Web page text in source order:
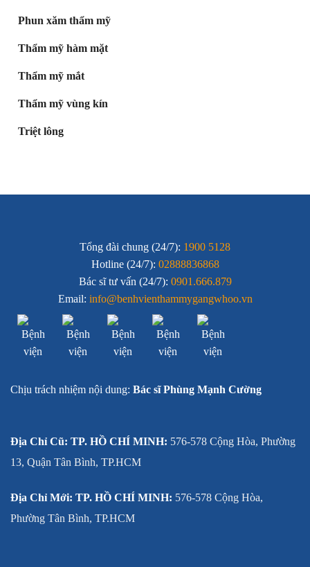
Phun xăm thẩm mỹ
Thẩm mỹ hàm mặt
Thẩm mỹ mắt
Thẩm mỹ vùng kín
Triệt lông
Tổng đài chung (24/7): 1900 5128
Hotline (24/7): 02888836868
Bác sĩ tư vấn (24/7): 0901.666.879
Email: info@benhvienthammygangwhoo.vn
Chịu trách nhiệm nội dung: Bác sĩ Phùng Mạnh Cường
Địa Chỉ Cũ: TP. HỒ CHÍ MINH: 576-578 Cộng Hòa, Phường
13, Quận Tân Bình, TP.HCM
Địa Chỉ Mới: TP. HỒ CHÍ MINH: 576-578 Cộng Hòa,
Phường Tân Bình, TP.HCM